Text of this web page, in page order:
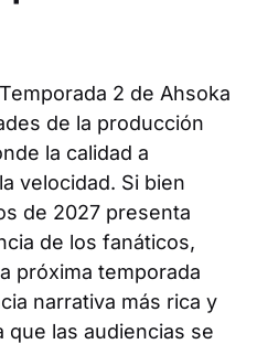
2 de Ahsoka
de la producción
la calidad a
velocidad. Si bien
de 2027 presenta
de los fanáticos,
próxima temporada
narrativa más rica y
que las audiencias se